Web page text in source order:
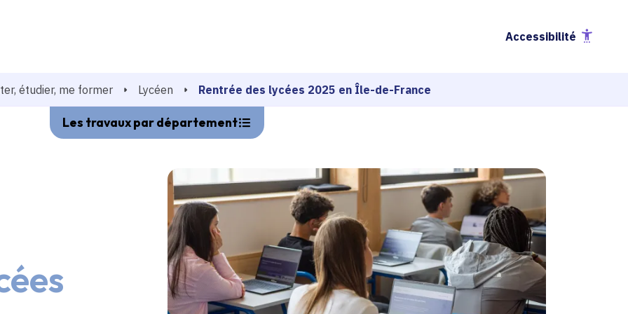
Accessibilité
étudier, me former Lycéen Rentrée des lycées 2025 en Île-de-France
Les travaux par département